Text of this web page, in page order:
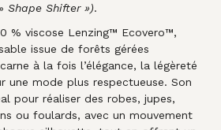
Shape Shifter »).
% viscose Lenzing™ Ecovero™,
issue de forêts gérées
à la fois l’élégance, la légèreté
une mode plus respectueuse. Son
pour réaliser des robes, jupes,
ou foulards, avec un mouvement